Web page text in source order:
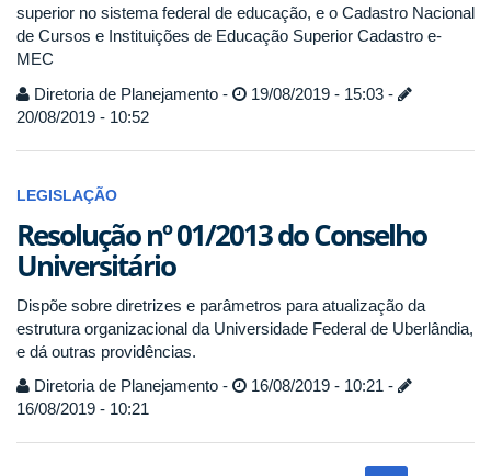
superior no sistema federal de educação, e o Cadastro Nacional
de Cursos e Instituições de Educação Superior Cadastro e-
MEC
Diretoria de Planejamento -
19/08/2019 - 15:03 -
20/08/2019 - 10:52
LEGISLAÇÃO
Resolução nº 01/2013 do Conselho
Universitário
Dispõe sobre diretrizes e parâmetros para atualização da
estrutura organizacional da Universidade Federal de Uberlândia,
e dá outras providências.
Diretoria de Planejamento -
16/08/2019 - 10:21 -
16/08/2019 - 10:21